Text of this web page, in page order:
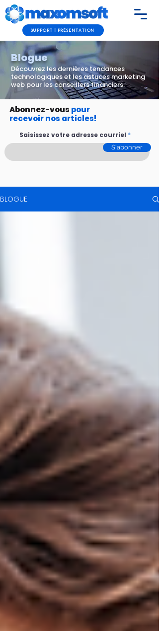
SUPPORT | PRÉSENTATION
Blogue
Découvrez les dernières tendances
technologiques et les astuces marketing
web pour les conseillers financiers.
Abonnez-vous pour
recevoir nos articles!
Saisissez votre adresse courriel
S'abonner
BLOGUE